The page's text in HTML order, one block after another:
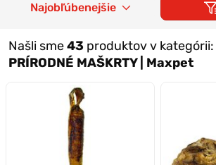
Našli sme43 produktov v kategórii:
PRÍRODNÉ MAŠKRTY | Maxpet
Najobľúbenejšie